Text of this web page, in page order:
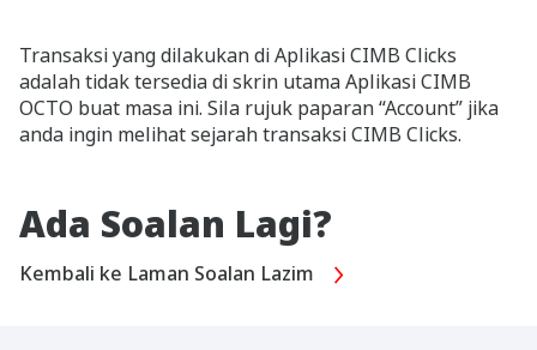
Transaksi yang dilakukan di Aplikasi CIMB Clicks
adalah tidak tersedia di skrin utama Aplikasi CIMB
OCTO buat masa ini. Sila rujuk paparan “Account” jika
anda ingin melihat sejarah transaksi CIMB Clicks.
Ada Soalan Lagi?
Kembali ke Laman Soalan Lazim